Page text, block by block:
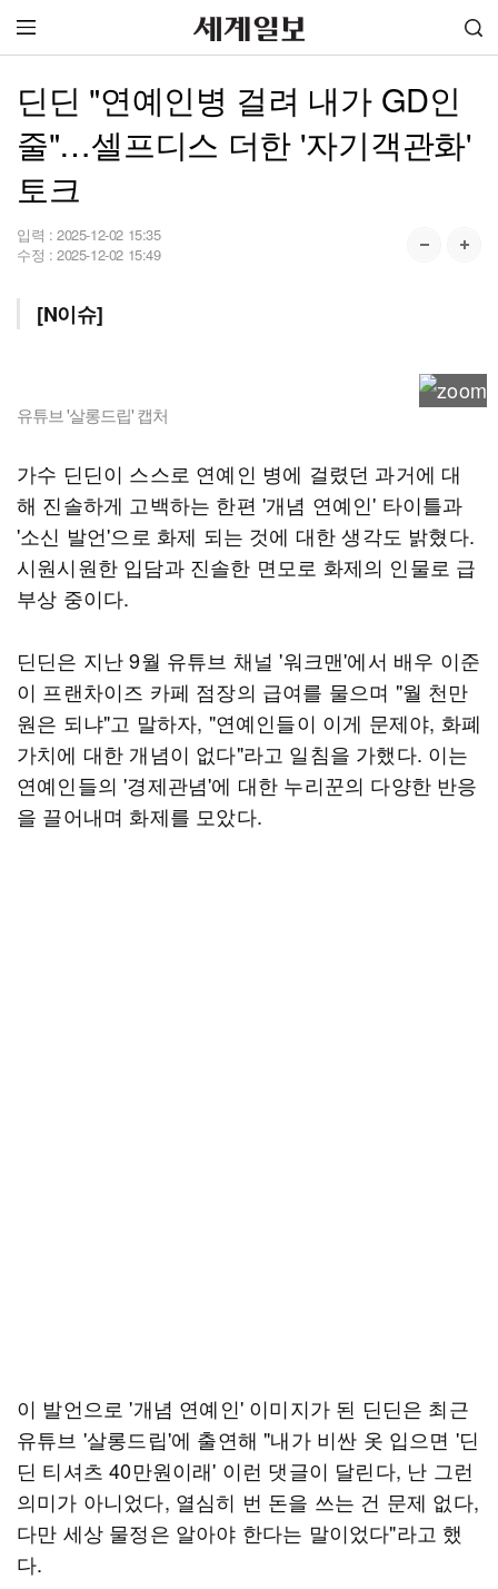
딘딘 "연예인병 걸려 내가 GD인
줄"…셀프디스 더한 '자기객관화'
토크
입력 : 2025-12-02 15:35
수정 : 2025-12-02 15:49
[N이슈]
유튜브 '살롱드립' 캡처
가수 딘딘이 스스로 연예인 병에 걸렸던 과거에 대
해 진솔하게 고백하는 한편 '개념 연예인' 타이틀과
'소신 발언'으로 화제 되는 것에 대한 생각도 밝혔다.
시원시원한 입담과 진솔한 면모로 화제의 인물로 급
부상 중이다.
딘딘은 지난 9월 유튜브 채널 '워크맨'에서 배우 이준
이 프랜차이즈 카페 점장의 급여를 물으며 "월 천만
원은 되냐"고 말하자, "연예인들이 이게 문제야, 화폐
가치에 대한 개념이 없다"라고 일침을 가했다. 이는
연예인들의 '경제관념'에 대한 누리꾼의 다양한 반응
을 끌어내며 화제를 모았다.
이 발언으로 '개념 연예인' 이미지가 된 딘딘은 최근
유튜브 '살롱드립'에 출연해 "내가 비싼 옷 입으면 '딘
딘 티셔츠 40만원이래' 이런 댓글이 달린다, 난 그런
의미가 아니었다, 열심히 번 돈을 쓰는 건 문제 없다,
다만 세상 물정은 알아야 한다는 말이었다"라고 했
다.